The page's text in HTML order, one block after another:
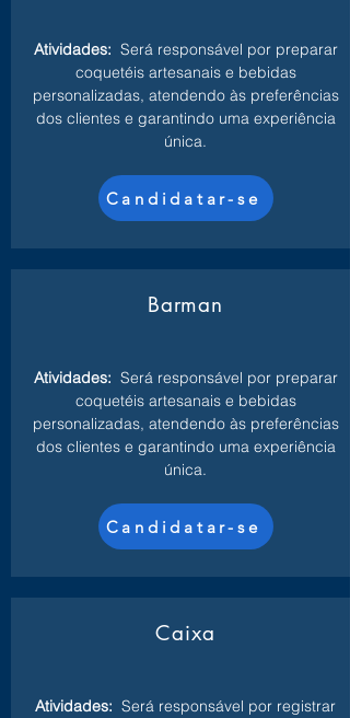
Atividades: Será responsável por preparar
coquetéis artesanais e bebidas
personalizadas, atendendo às preferências
dos clientes e garantindo uma experiência
única.
Candidatar-se
Barman
Atividades: Será responsável por preparar
coquetéis artesanais e bebidas
personalizadas, atendendo às preferências
dos clientes e garantindo uma experiência
única.
Candidatar-se
Caixa
Atividades: Será responsável por registrar